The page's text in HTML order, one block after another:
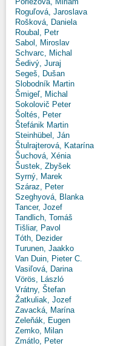
Roguľová, Jaroslava
Rošková, Daniela
Roubal, Petr
Sabol, Miroslav
Schvarc, Michal
Šedivý, Juraj
Segeš, Dušan
Slobodník Martin
Šmigeľ, Michal
Sokolovič Peter
Šoltés, Peter
Štefánik Martin
Steinhübel, Ján
Štulrajterová, Katarína
Šuchová, Xénia
Šustek, Zbyšek
Syrný, Marek
Száraz, Peter
Szeghyová, Blanka
Tancer, Jozef
Tandlich, Tomáš
Tišliar, Pavol
Tóth, Dezider
Turunen, Jaakko
Van Duin, Pieter C.
Vasiľová, Darina
Vörös, László
Vrátny, Štefan
Žatkuliak, Jozef
Zavacká, Marína
Zeleňák, Eugen
Zemko, Milan
Zmátlo, Peter